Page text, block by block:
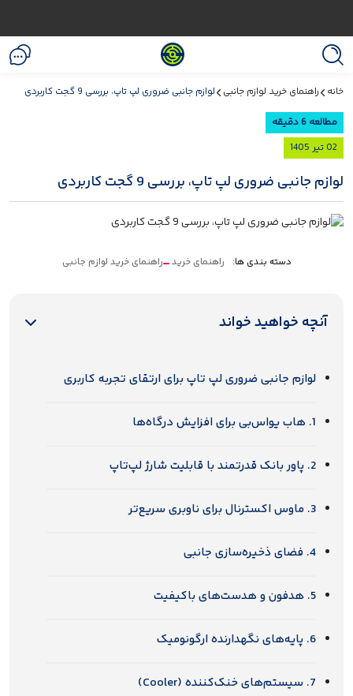
خانه راهنمای خرید لوازم جانبی لوازم جانبی ضروری لپ تاپ، بررسی 9 گجت کاربردی
مطالعه 6 دقیقه
02 تیر 1405
لوازم جانبی ضروری لپ تاپ، بررسی 9 گجت کاربردی
دسته بندی ها: راهنمای خرید راهنمای خرید لوازم جانبی
آنچه خواهید خواند
لوازم جانبی ضروری لپ تاپ برای ارتقای تجربه کاربری
1. هاب یو‌اس‌بی برای افزایش درگاه‌ها
2. پاور بانک قدرتمند با قابلیت شارژ لپ‌تاپ
3. ماوس اکسترنال برای ناوبری سریع‌تر
4. فضای ذخیره‌سازی جانبی
5. هدفون و هدست‌های باکیفیت
6. پایه‌های نگهدارنده ارگونومیک
7. سیستم‌های خنک‌کننده (Cooler)